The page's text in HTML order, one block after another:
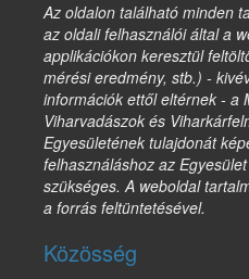
Az oldalon található minden
az oldali felhasználói által a
applikációkon keresztül
mérési eredmény, stb.) -
információk ettől eltérnek - a
Viharvadászok és
Egyesületének tulajdonát
felhasználáshoz az
szükséges. A weboldal
a forrás feltüntetésével.
Közösség